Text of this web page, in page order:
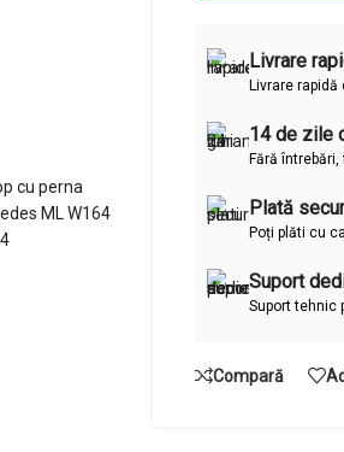
Livrare
Livrare
14 de zile
Fără
Plată
Poți plăti cu
Suport
Suport tehnic
Compară